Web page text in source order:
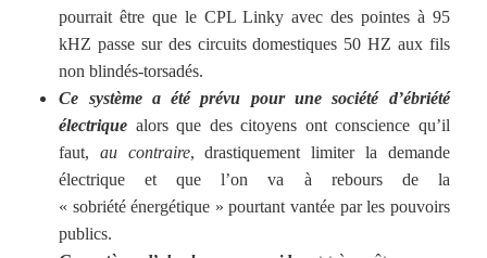
pourrait être que le CPL Linky avec des pointes à 95
kHZ passe sur des circuits domestiques 50 HZ aux fils
non blindés-torsadés.
Ce système a été prévu pour une société d’ébriété
électrique alors que des citoyens ont conscience qu’il
faut,au contraire, drastiquement limiter la demande
électrique et que l’on va à rebours de la
« sobriété énergétique » pourtant vantée par les pouvoirs
publics.